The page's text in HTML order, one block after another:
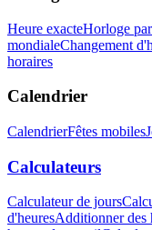
Heure exacteHorloge
mondialeChangement
horaires
Calendrier
CalendrierFêtes mobiles
Calculateurs
Calculateur de jours
d'heuresAdditionner des